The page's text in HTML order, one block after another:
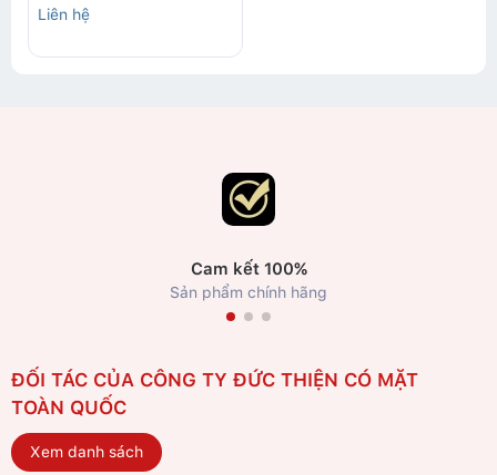
Liên hệ
Cam kết 100%
Sản phẩm chính hãng
ĐỐI TÁC CỦA CÔNG TY ĐỨC THIỆN CÓ MẶT
TOÀN QUỐC
Xem danh sách